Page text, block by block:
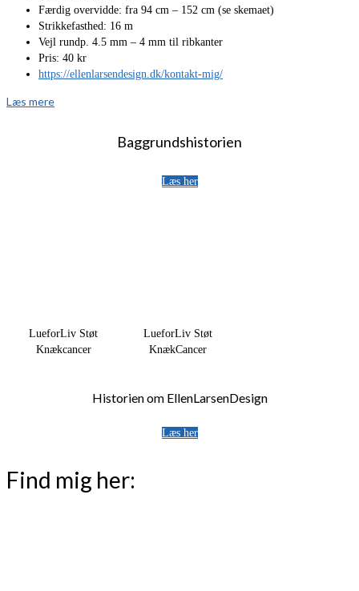
Færdig overvidde: fra 94 cm – 152 cm (se skemaet)
Strikkefasthed: 16 m
Vejl rundp. 4.5 mm – 4 mm til ribkanter
Pris: 40 kr
https://ellenlarsendesign.dk/kontakt-mig/
Læs mere
Baggrundshistorien
Læs her
LueforLiv Støt
Knækcancer
LueforLiv Støt
KnækCancer
Historien om EllenLarsenDesign
Læs her
Find mig her: